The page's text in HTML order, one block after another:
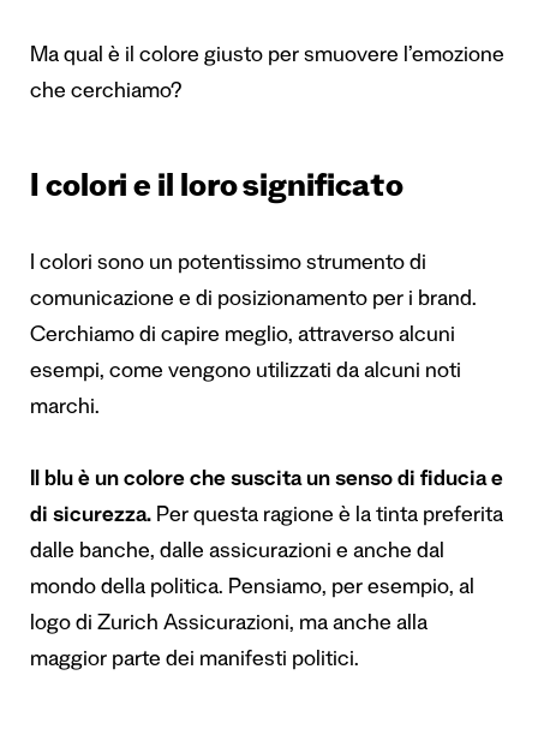
Ma qual è il colore giusto per smuovere l’emozione
che cerchiamo?
I colori e il loro significato
I colori sono un potentissimo strumento di
comunicazione e di posizionamento per i brand.
Cerchiamo di capire meglio, attraverso alcuni
esempi, come vengono utilizzati da alcuni noti
marchi.
Il blu è un colore che suscita un senso di fiducia e
di sicurezza. Per questa ragione è la tinta preferita
dalle banche, dalle assicurazioni e anche dal
mondo della politica. Pensiamo, per esempio, al
logo di Zurich Assicurazioni, ma anche alla
maggior parte dei manifesti politici.